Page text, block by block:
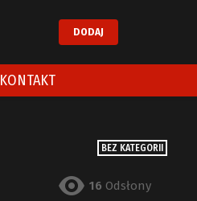
DODAJ
KONTAKT
BEZ KATEGORII
16 Odsłony